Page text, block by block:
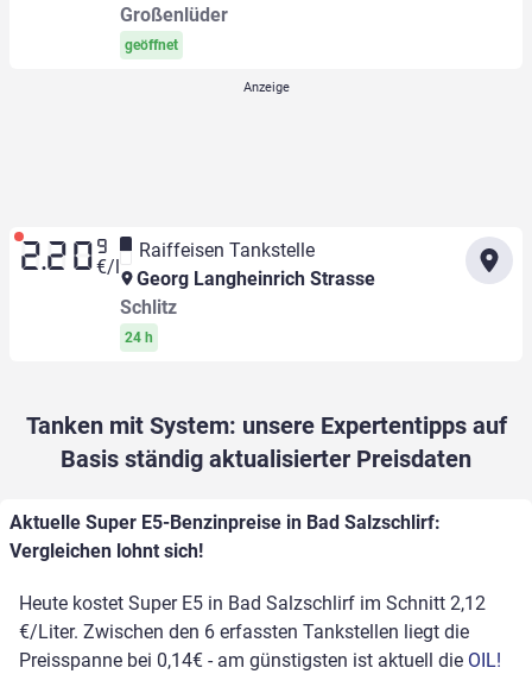
Großenlüder
geöffnet
2.20 9
€/l
Raiffeisen Tankstelle
Georg Langheinrich Strasse
Schlitz
24 h
Tanken mit System: unsere Expertentipps auf
Basis ständig aktualisierter Preisdaten
Aktuelle Super E5-Benzinpreise in Bad Salzschlirf:
Vergleichen lohnt sich!
Heute kostet Super E5 in Bad Salzschlirf im Schnitt 2,12
€/Liter. Zwischen den 6 erfassten Tankstellen liegt die
Preisspanne bei 0,14€ - am günstigsten ist aktuell die OIL!